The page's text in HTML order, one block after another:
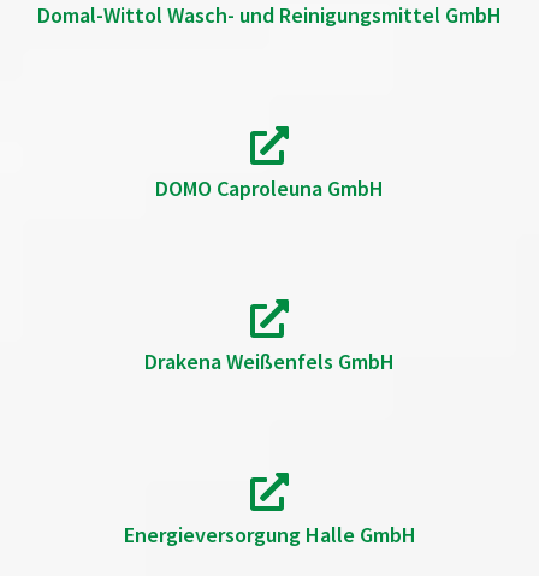
Domal-Wittol Wasch- und Reinigungsmittel GmbH
DOMO Caproleuna GmbH
Drakena Weißenfels GmbH
Energieversorgung Halle GmbH